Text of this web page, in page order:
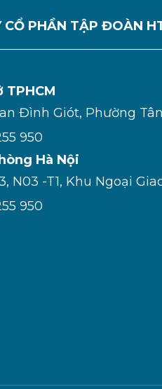
CỔ PHẦN TẬP ĐOÀN
TPHCM
Đình Giót, Phường Tân
950
Hà Nội
N03 -T1, Khu Ngoại
950